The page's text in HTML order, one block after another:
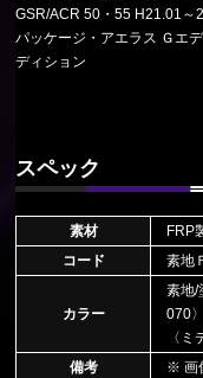
GSR/ACR 50・55 H21.01
パッケージ・アエラス Ｇエ
ディション
スペック
素材
FRP
コード
素地
カラー
素地/
070
〈
備考
※ 画